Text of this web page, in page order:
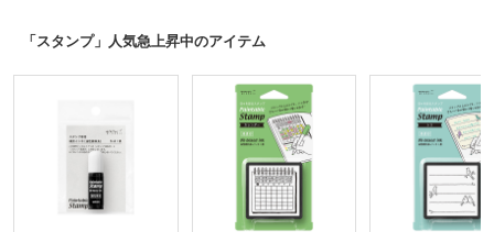
「スタンプ」人気急上昇中のアイテム